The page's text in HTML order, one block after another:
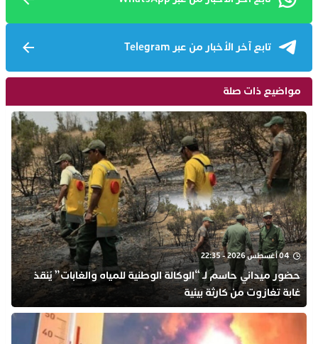
تابع آخر الأخبار من عبر Telegram
مواضيع ذات صلة
04 أغسطس 2026 - 22:35
​حضور ميداني حاسم لـ “الوكالة الوطنية للمياه والغابات” يُنقذ
غابة تغازوت من كارثة بيئية